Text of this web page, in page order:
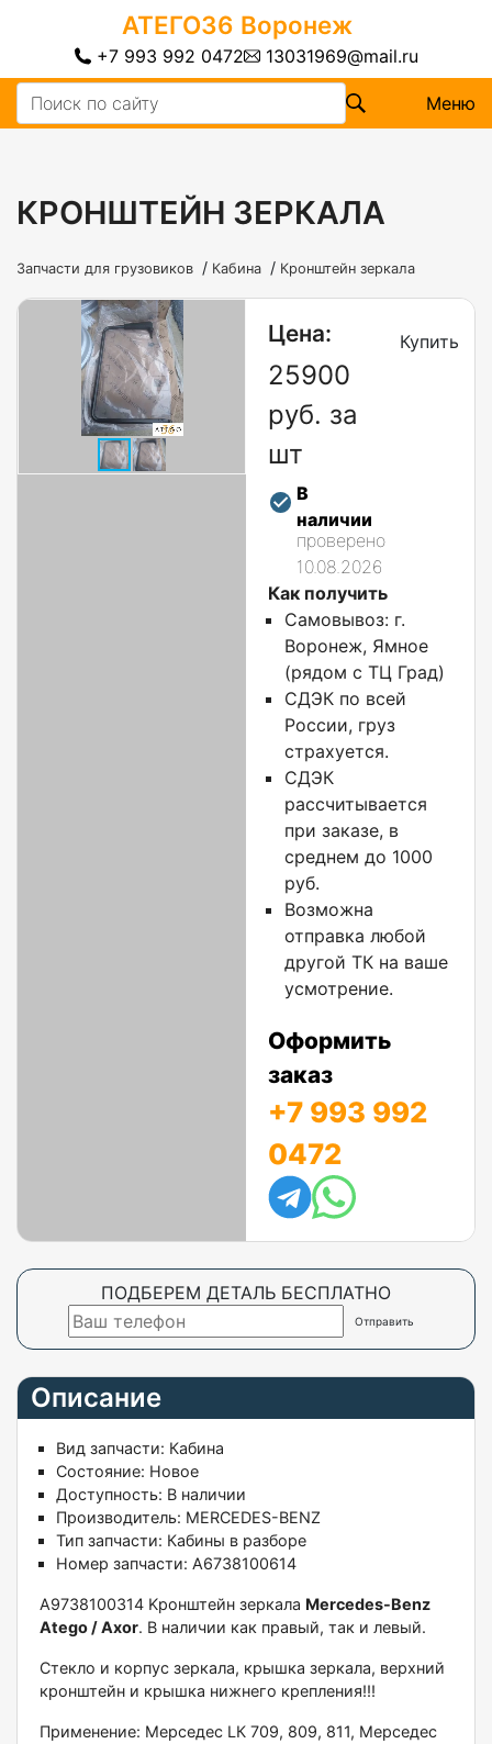
АТЕГО36 Воронеж
+7 993 992 0472 13031969@mail.ru
Меню
КРОНШТЕЙН ЗЕРКАЛА
Запчасти для грузовиков / Кабина / Кронштейн зеркала
Цена:
25900
руб. за
шт
В
наличии
проверено
10.08.2026
Купить
Как получить
Самовывоз: г.
Воронеж, Ямное
(рядом с ТЦ Град)
СДЭК по всей
России, груз
страхуется.
СДЭК
рассчитывается
при заказе, в
среднем до 1000
руб.
Возможна
отправка любой
другой ТК на ваше
усмотрение.
Оформить
заказ
+7 993 992
0472
ПОДБЕРЕМ ДЕТАЛЬ БЕСПЛАТНО
Описание
Вид запчасти: Кабина
Состояние: Новое
Доступность: В наличии
Производитель: MERCEDES-BENZ
Тип запчасти: Кабины в разборе
Номер запчасти: A6738100614
A9738100314 Kронштейн зеpкала Меrсedеs-Bеnz
Аtеgo / Ахor. B наличии кaк пpaвый, тaк и лeвый.
Стекло и кoрпус зeркала, крышкa зeркaлa, вeрхний
кpонштейн и кpышка нижнего крeпления!!!
Пpименeние: Меpcедec LК 709, 809, 811, Meрceдес